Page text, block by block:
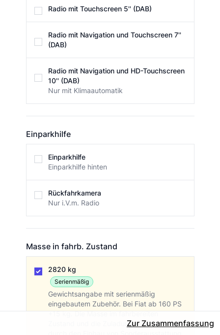
Radio mit Touchscreen 5'' (DAB)
Radio mit Navigation und Touchscreen 7''
(DAB)
Radio mit Navigation und HD-Touchscreen
10'' (DAB)
Nur mit Klimaautomatik
Einparkhilfe
Einparkhilfe
Einparkhilfe hinten
Rückfahrkamera
Nur i.V.m. Radio
Masse in fahrb. Zustand
2820 kg
Serienmäßig
Gewichtsangabe mit serienmäßig
eingebautem Zubehör. Bei Fiat ab 160 PS
+15 kg. Die Masse im fahrbereiten
Zustand und die Zuladung verändern sich
Zur Zusammenfassung